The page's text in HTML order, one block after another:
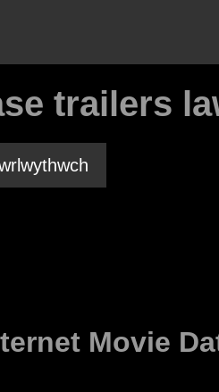
trailers
Movie